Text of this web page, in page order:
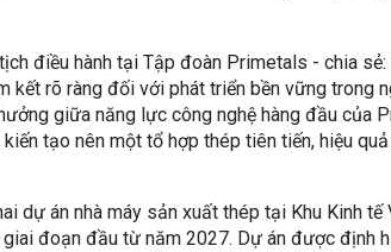
điều hành tại Tập đoàn Primetals - chia
kết rõ ràng đối với phát triển bền vững trong
giữa năng lực công nghệ hàng đầu của
tạo nên một tổ hợp thép tiên tiến, hiệu
dự án nhà máy sản xuất thép tại Khu Kinh tế
đoạn đầu từ năm 2027. Dự án được định